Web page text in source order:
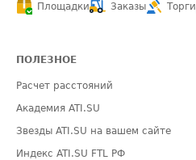
Площадки
Заказы Торги
ПОЛЕЗНОЕ
Расчет расстояний
Академия ATI.SU
Звезды ATI.SU на вашем сайте
Индекс ATI.SU FTL РФ